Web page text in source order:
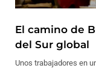
El camino de
del Sur global
Unos trabajadores en